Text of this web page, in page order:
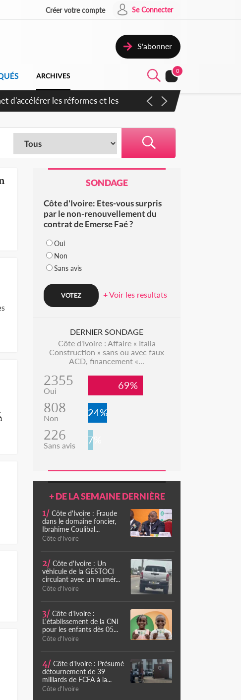
Créer votre compte Se Connecter
S'abonner
ARCHIVES
0
d'accélérer les réformes et les
SONDAGE
Côte d'Ivoire: Etes-vous surpris
par le non-renouvellement du
contrat de Emerse Faé ?
Oui
Non
Sans avis
+ Voir les resultats
DERNIER SONDAGE
Côte d'Ivoire : Affaire « Italia
Construction » sans ou avec faux
ACD, financement «...
2355
Oui 69%
808
Non 24%
226
Sans avis 7%
+ DE LA SEMAINE DERNIÈRE
1/ Côte d'Ivoire : Fraude
dans le domaine foncier,
Ibrahime Coulibal...
Côte d'Ivoire
2/ Côte d'Ivoire : Un
véhicule de la GESTOCI
circulant avec un numér...
Côte d'Ivoire
3/ Côte d'Ivoire :
L'établissement de la CNI
pour les enfants dès 05...
Côte d'Ivoire
4/ Côte d'Ivoire : Présumé
détournement de 39
milliards de FCFA à la...
Côte d'Ivoire